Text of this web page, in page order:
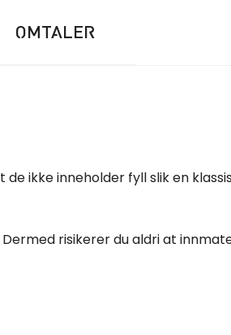
OMTALER
ikke inneholder fyll slik en
risikerer du aldri at